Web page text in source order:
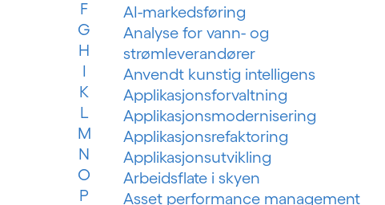
F
G
H
I
K
L
M
N
O
P
AI-markedsføring
Analyse for vann- og
strømleverandører
Anvendt kunstig intelligens
Applikasjonsforvaltning
Applikasjonsmodernisering
Applikasjonsrefaktoring
Applikasjonsutvikling
Arbeidsflate i skyen
Asset performance management